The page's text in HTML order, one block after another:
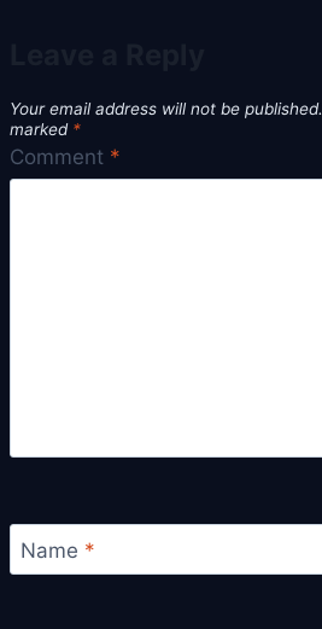
Your email address will not be published.
marked *
Comment *
Name *